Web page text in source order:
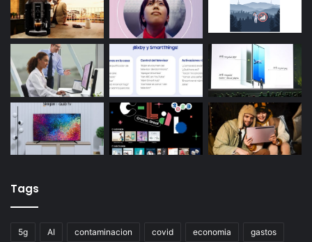
Tags
5g AI contaminacion covid economia gastos